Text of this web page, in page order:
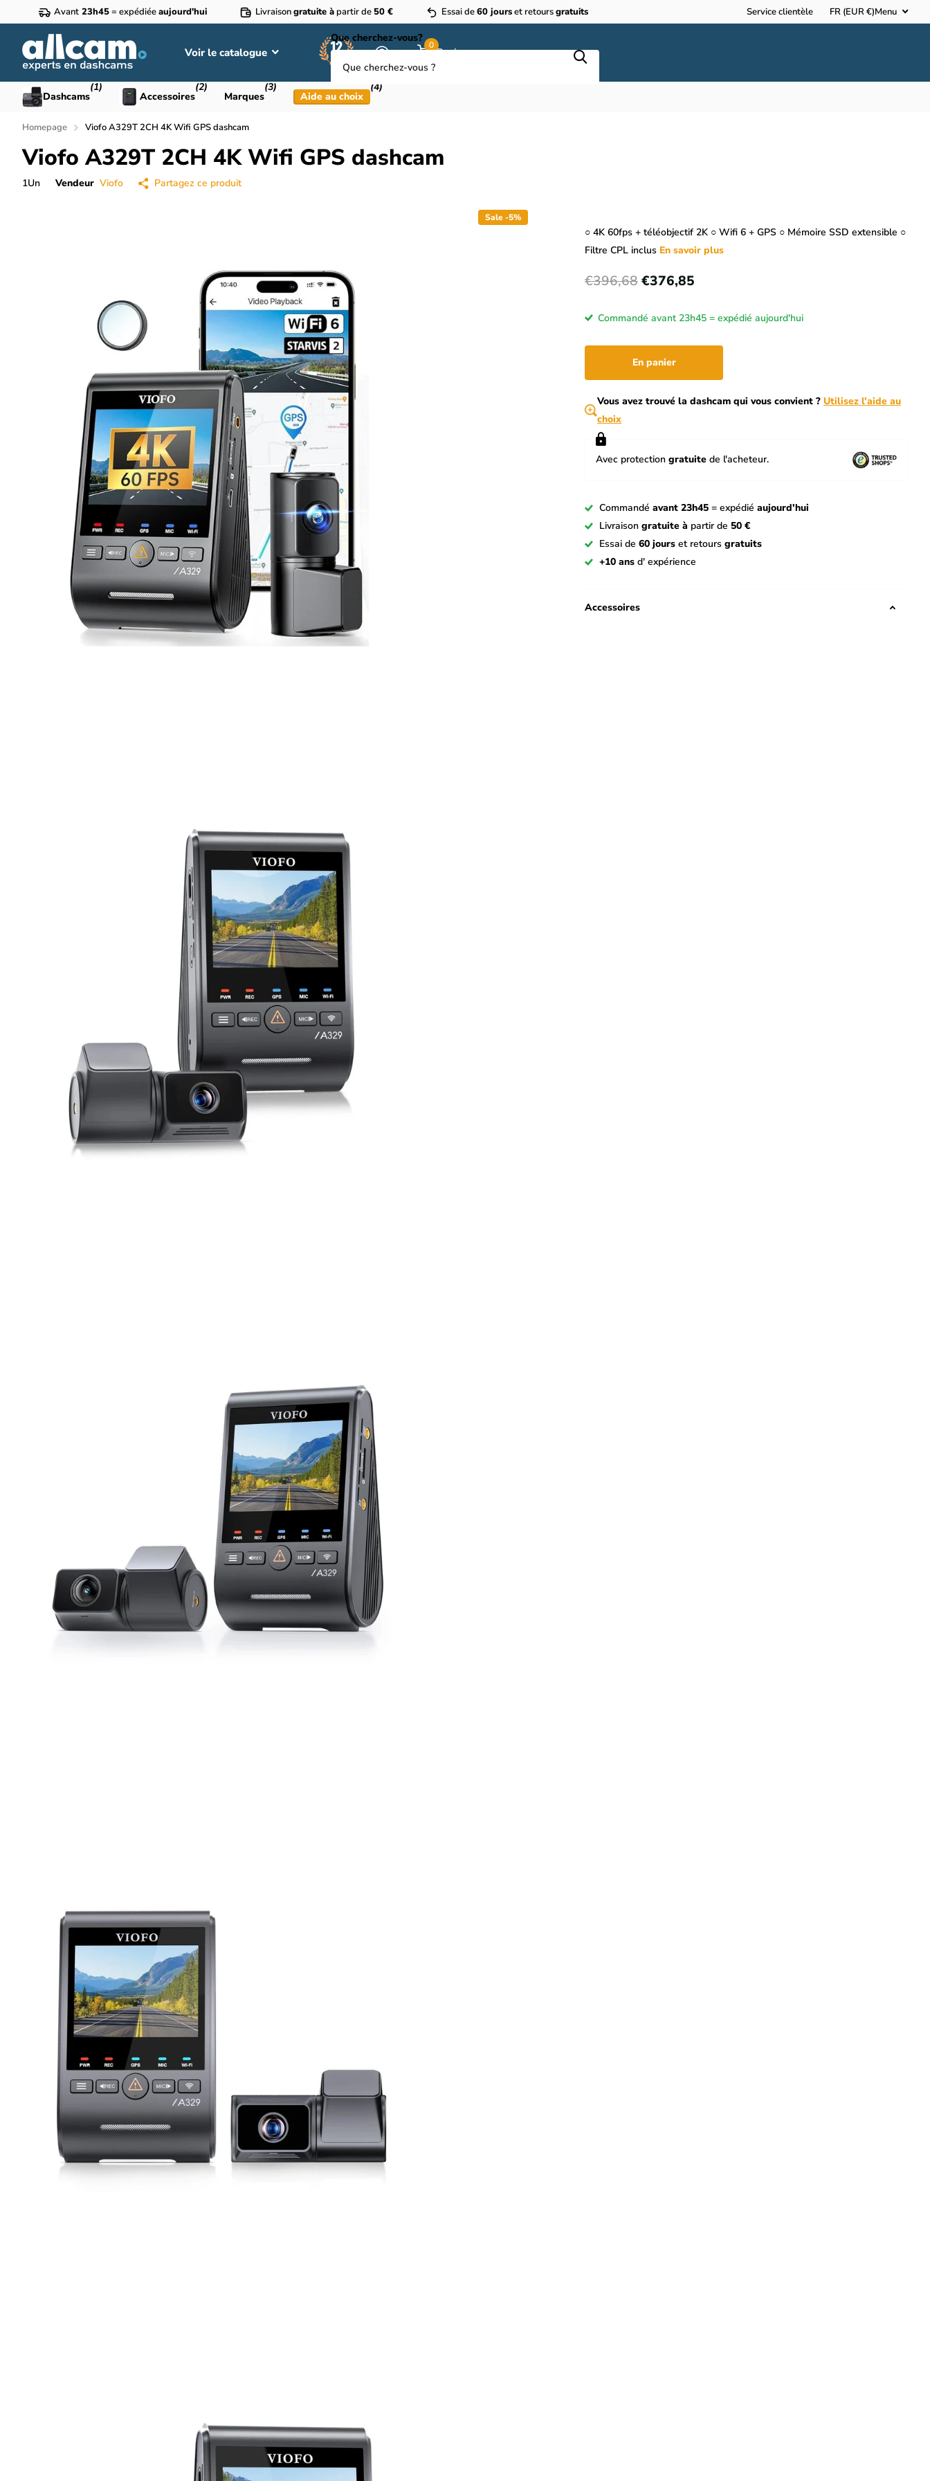
Avant 23h45= expédiéeaujourd'hui Livraisongratuite à partir de 50 € Essai de60 jourset retoursgratuits Service clientèle FR (EUR €)Menu
Voir le catalogue
Que cherchez-vous?
0
Panier
Dashcams
(1)
Accessoires
(2)
Marques
(3)
Aide au choix
(4)
Homepage Viofo A329T 2CH 4K Wifi GPS dashcam
Viofo A329T 2CH 4K Wifi GPS dashcam
1Un Vendeur Viofo Partagez ce produit
Sale -5%
○ 4K 60fps + téléobjectif 2K ○ Wifi 6 + GPS ○ Mémoire SSD extensible ○
Filtre CPL inclus En savoir plus
€396,68€376,85
Commandé avant 23h45 = expédié aujourd'hui
En panier
Vous avez trouvé la dashcam qui vous convient ? Utilisez l'aide au
choix
Avec protection gratuite de l'acheteur.
Commandé avant 23h45 = expédié aujourd'hui
Livraison gratuite à partir de 50 €
Essai de 60 jours et retours gratuits
+10 ans d' expérience
Accessoires